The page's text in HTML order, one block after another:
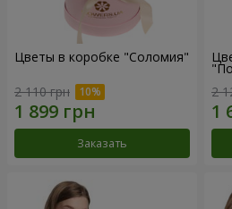
Цветы в коробке "Соломия"
2 110 грн
Заказать
2